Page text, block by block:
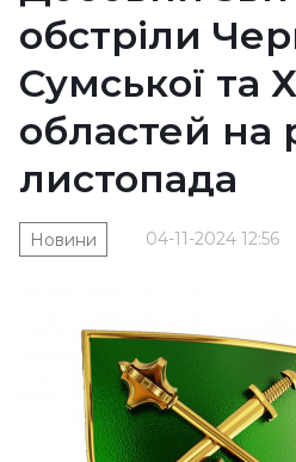
обстріли
Сумської та
областей на
листопада
04-11-2024 12:56
Новини